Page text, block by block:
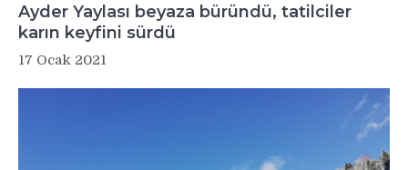
Ayder Yaylası beyaza büründü, tatilciler
karın keyfini sürdü
17 Ocak 2021